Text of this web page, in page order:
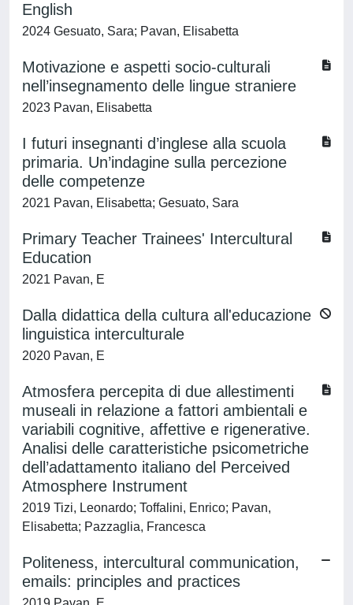
English
2024 Gesuato, Sara; Pavan, Elisabetta
Motivazione e aspetti socio-culturali
nell’insegnamento delle lingue straniere
2023 Pavan, Elisabetta
I futuri insegnanti d’inglese alla scuola
primaria. Un’indagine sulla percezione
delle competenze
2021 Pavan, Elisabetta; Gesuato, Sara
Primary Teacher Trainees' Intercultural
Education
2021 Pavan, E
Dalla didattica della cultura all'educazione
linguistica interculturale
2020 Pavan, E
Atmosfera percepita di due allestimenti
museali in relazione a fattori ambientali e
variabili cognitive, affettive e rigenerative.
Analisi delle caratteristiche psicometriche
dell’adattamento italiano del Perceived
Atmosphere Instrument
2019 Tizi, Leonardo; Toffalini, Enrico; Pavan,
Elisabetta; Pazzaglia, Francesca
Politeness, intercultural communication,
emails: principles and practices